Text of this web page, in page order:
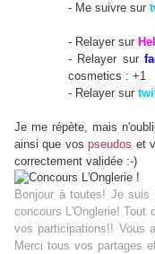
- Me suivre sur
- Relayer sur
- Relayer sur
cosmetics : +1
- Relayer sur
Je me répète, mais
ainsi que vospseudos et
correctement validée :-)
Bonjour à toutes! Je
concours L'Onglerie! Tout
vos participations!! Vous
Merci tous vos partages